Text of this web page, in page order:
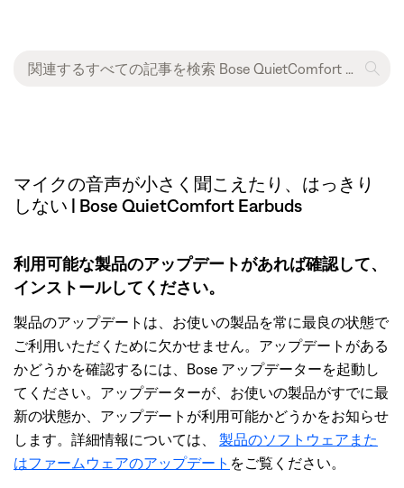
マイクの音声が小さく聞こえたり、はっきり
しない | Bose QuietComfort Earbuds
利用可能な製品のアップデートがあれば確認して、
インストールしてください。
製品のアップデートは、お使いの製品を常に最良の状態で
ご利用いただくために欠かせません。アップデートがある
かどうかを確認するには、Bose アップデーターを起動し
てください。アップデーターが、お使いの製品がすでに最
新の状態か、アップデートが利用可能かどうかをお知らせ
します。詳細情報については、 製品のソフトウェアまた
はファームウェアのアップデート をご覧ください。